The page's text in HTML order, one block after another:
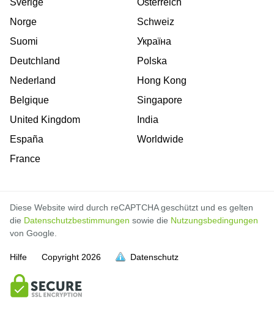
Sverige
Norge
Suomi
Deutchland
Nederland
Belgique
United Kingdom
España
France
Österreich
Schweiz
Україна
Polska
Hong Kong
Singapore
India
Worldwide
Diese Website wird durch reCAPTCHA geschützt und es gelten
die Datenschutzbestimmungen sowie die Nutzungsbedingungen
von Google.
Hilfe Copyright 2026 Datenschutz